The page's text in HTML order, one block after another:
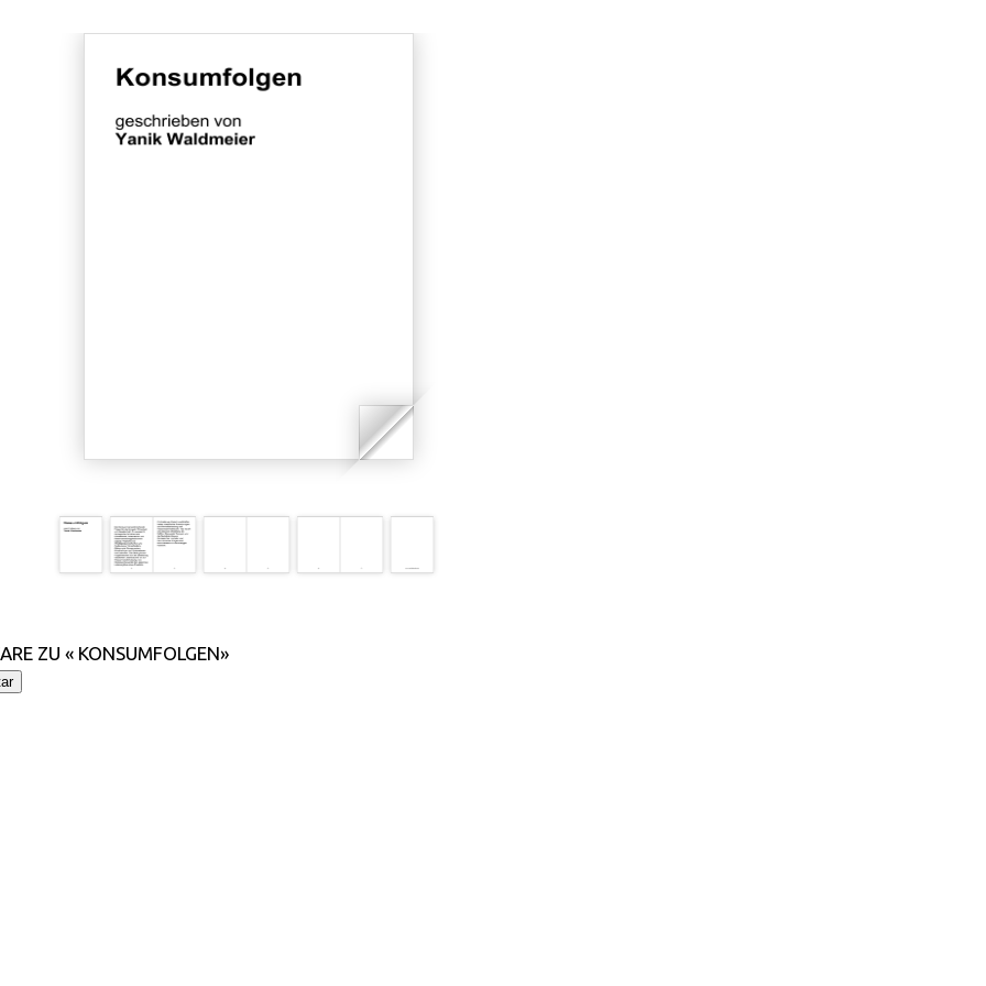
ZU « KONSUMFOLGEN»